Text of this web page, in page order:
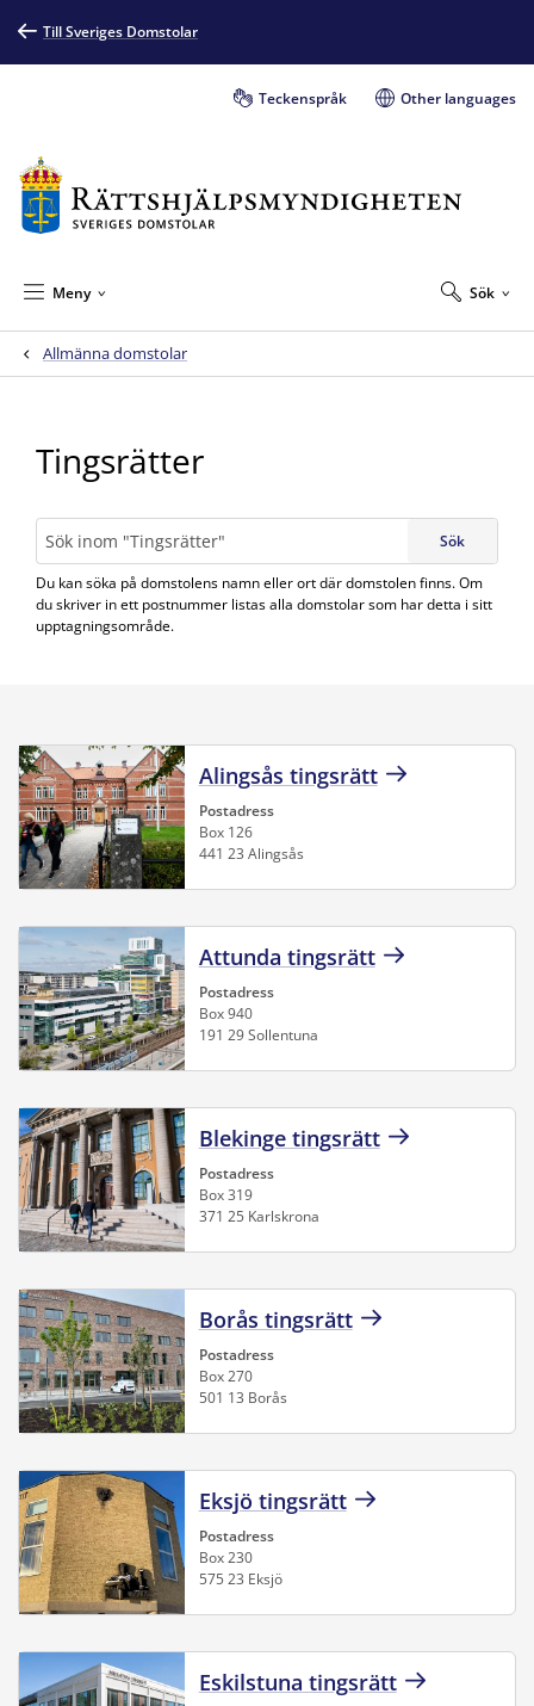
Till Sveriges Domstolar
Teckenspråk Other languages
Sök
Meny
Allmänna domstolar
Tingsrätter
Sök
Du kan söka på domstolens namn eller ort där domstolen finns. Om
du skriver in ett postnummer listas alla domstolar som har detta i sitt
upptagningsområde.
Alingsås tingsrätt
Postadress
Box 126
441 23 Alingsås
Attunda tingsrätt
Postadress
Box 940
191 29 Sollentuna
Blekinge tingsrätt
Postadress
Box 319
371 25 Karlskrona
Borås tingsrätt
Postadress
Box 270
501 13 Borås
Eksjö tingsrätt
Postadress
Box 230
575 23 Eksjö
Eskilstuna tingsrätt